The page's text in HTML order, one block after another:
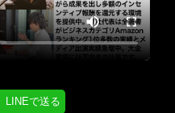
LINEで送る